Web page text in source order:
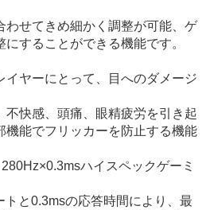
わせてきめ細かく調整が可能、ゲ
することができる機能です。
イヤーにとって、目へのダメージ
不快感、頭痛、眼精疲労を引き起
機能でフリッカーを防止する機能
ハイスペックゲーミ
と0.3msの応答時間により、最